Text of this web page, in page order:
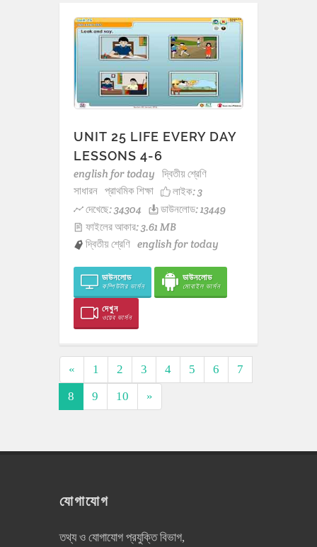
UNIT 25 LIFE EVERY DAY
LESSONS 4-6
english for today দ্বিতীয় শ্রেণি
সাধারন প্রাথমিক শিক্ষা লাইক:3
দেখেছে: 34304
ডাউনলোড: 13449
ফাইলের আকার: 3.61 MB
দ্বিতীয় শ্রেণি english for today
ডাউনলোড
কম্পিউটার ভার্সন
ডাউনলোড
মোবাইল ভার্সন
দেখুন
ওয়েব ভার্সন
« 1 2 3 4 5 6
7
8
9 10 »
যোগাযোগ
তথ্য ও যোগাযোগ প্রযুক্তি বিভাগ,